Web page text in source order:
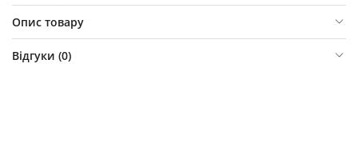
Опис товару
Відгуки (0)